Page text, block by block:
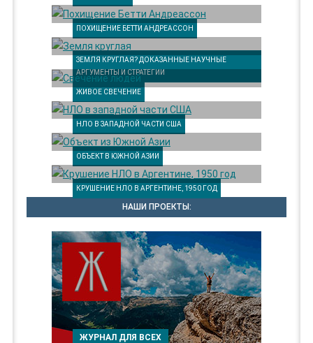
ПОХИЩЕНИЕ БЕТТИ АНДРЕАССОН
ЗЕМЛЯ КРУГЛАЯ? ДОКАЗАННЫЕ НАУЧНЫЕ
АРГУМЕНТЫ И СТРАТЕГИИ
ЖИВОЕ СВЕЧЕНИЕ
НЛО В ЗАПАДНОЙ ЧАСТИ США
ОБЪЕКТ В ЮЖНОЙ АЗИИ
КРУШЕНИЕ НЛО В АРГЕНТИНЕ, 1950 ГОД
НАШИ ПРОЕКТЫ:
ЖУРНАЛ ДЛЯ ВСЕХ